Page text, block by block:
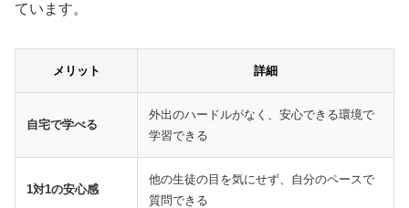
ています。
メリット 詳細
自宅で学べる
外出のハードルがなく、安心できる環境で
学習できる
1対1の安心感
他の生徒の目を気にせず、自分のペースで
質問できる